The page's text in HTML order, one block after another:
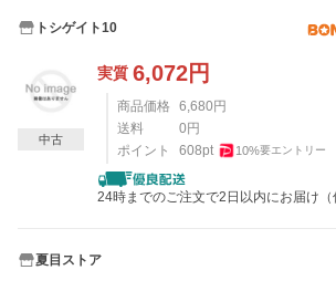
トシゲイト10
実質 6,072円
商品価格 6,680 円
送料
0 円
ポイント
608pt 10%要エントリー
24時までのご注文で2日以内にお届け（
中古
夏目ストア